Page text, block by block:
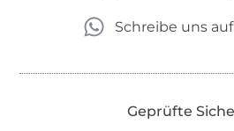
Schreibe uns
Geprüfte